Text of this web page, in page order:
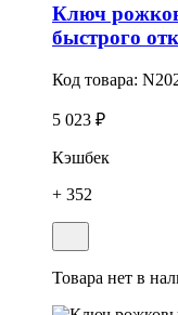
Ключ
быстрого
Код товара:
5 023 ₽
Кэшбек
+ 352
Товара нет в